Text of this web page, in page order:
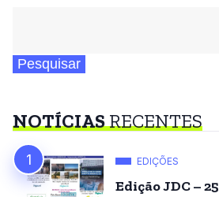
Pesquisar
NOTÍCIASRECENTES
EDIÇÕES
Edição JDC –